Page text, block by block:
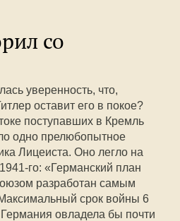
со
уверенность, что,
оставит его в покое?
поступавших в Кремль
одно прелюбопытное
Лицеиста. Оно легло на
го: «Германский план
разработан самым
срок войны 6
овладела бы почти